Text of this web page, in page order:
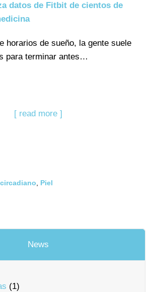
datos de Fitbit de cientos de
horarios de sueño, la gente suele
para terminar antes…
[ read more ]
Piel
News
(1)